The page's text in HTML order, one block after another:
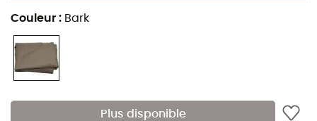
Couleur : Bark
Plus disponible